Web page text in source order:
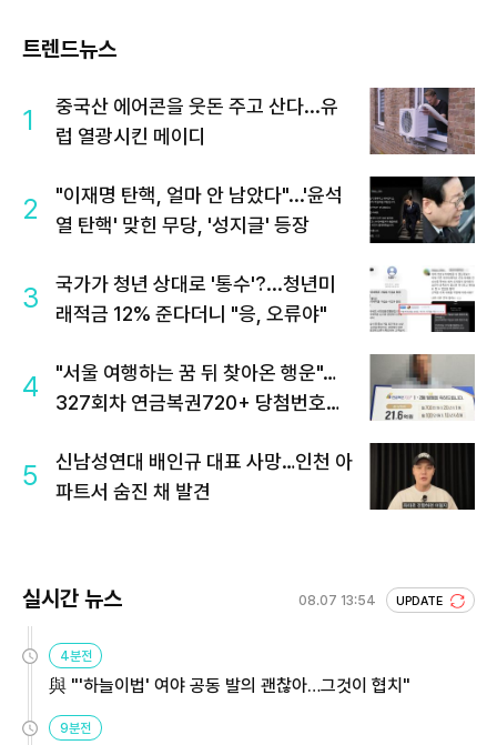
트렌드뉴스
1
중국산 에어콘을 웃돈 주고 산다...유
럽 열광시킨 메이디
2
"이재명 탄핵, 얼마 안 남았다"...'윤석
열 탄핵' 맞힌 무당, '성지글' 등장
3
국가가 청년 상대로 '통수'?...청년미
래적금 12% 준다더니 "응, 오류야"
4
"서울 여행하는 꿈 뒤 찾아온 행운"…
327회차 연금복권720+ 당첨번호조
5
신남성연대 배인규 대표 사망…인천 아
파트서 숨진 채 발견
실시간 뉴스 08.07 13:54 UPDATE
4분전
與 "'하늘이법' 여야 공동 발의 괜찮아…그것이 협치"
9분전